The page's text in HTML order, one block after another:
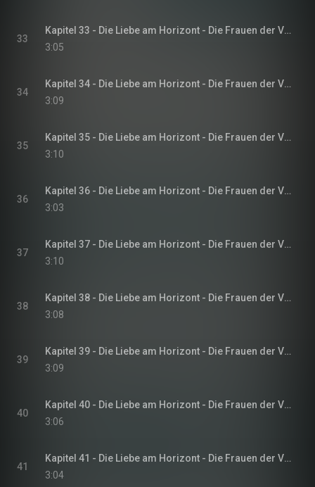
33
Kapitel 33 - Die Liebe am Horizont - Die Frauen der Villa Sommerwind, Band 3
3:05
34
Kapitel 34 - Die Liebe am Horizont - Die Frauen der Villa Sommerwind, Band 3
3:09
35
Kapitel 35 - Die Liebe am Horizont - Die Frauen der Villa Sommerwind, Band 3
3:10
36
Kapitel 36 - Die Liebe am Horizont - Die Frauen der Villa Sommerwind, Band 3
3:03
37
Kapitel 37 - Die Liebe am Horizont - Die Frauen der Villa Sommerwind, Band 3
3:10
38
Kapitel 38 - Die Liebe am Horizont - Die Frauen der Villa Sommerwind, Band 3
3:08
39
Kapitel 39 - Die Liebe am Horizont - Die Frauen der Villa Sommerwind, Band 3
3:09
40
Kapitel 40 - Die Liebe am Horizont - Die Frauen der Villa Sommerwind, Band 3
3:06
41
Kapitel 41 - Die Liebe am Horizont - Die Frauen der Villa Sommerwind, Band 3
3:04